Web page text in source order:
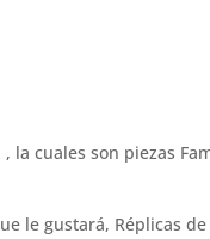
la cuales son piezas
le gustará, Réplicas